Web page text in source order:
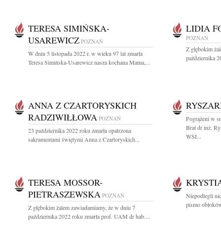
TERESA SIMIŃSKA-
USAREWICZ POZNAŃ
W dniu 5 listopada 2022 r. w wieku 97 lat zmarła
Teresa Simińska-Usarewicz nasza kochana Mama,...
LIDIA
POZNAŃ
Z głębokim
października
ANNA Z CZARTORYSKICH
RADZIWIŁŁOWA POZNAŃ
23 października 2022 roku zmarła opatrzona
sakramentami świętymi Anna z Czartoryskich...
Pogrążeni w
Brat dr inż.
WSI...
TERESA MOSSOR-
PIETRASZEWSKA POZNAŃ
Z głębokim żalem zawiadamiamy, że w dniu 7
października 2022 roku zmarła prof. UAM dr hab....
Niepodlegli
pismo